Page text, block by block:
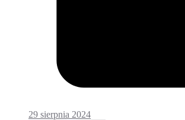
29 sierpnia 2024